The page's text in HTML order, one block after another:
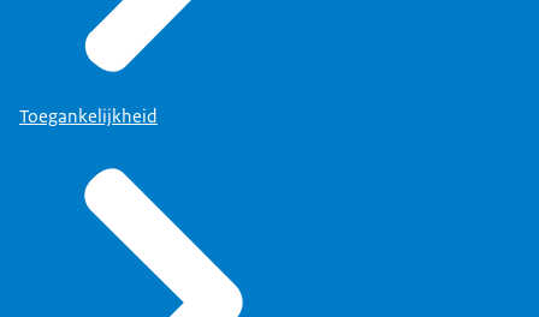
Toegankelijkheid